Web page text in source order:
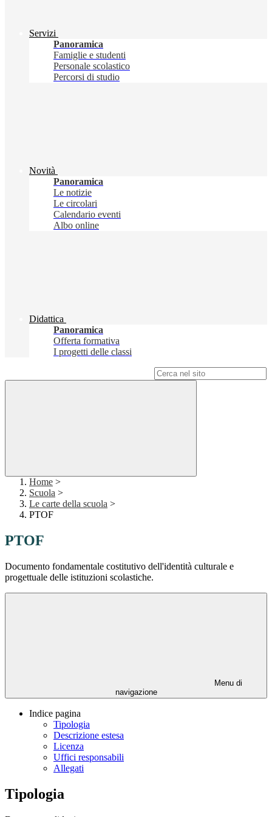
Servizi
Panoramica
Famiglie e studenti
Personale scolastico
Percorsi di studio
Novità
Panoramica
Le notizie
Le circolari
Calendario eventi
Albo online
Didattica
Panoramica
Offerta formativa
I progetti delle classi
Home >
Scuola >
Le carte della scuola >
PTOF
PTOF
Documento fondamentale costitutivo dell'identità culturale e
progettuale delle istituzioni scolastiche.
Menu di
navigazione
Indice pagina
Tipologia
Descrizione estesa
Licenza
Uffici responsabili
Allegati
Tipologia